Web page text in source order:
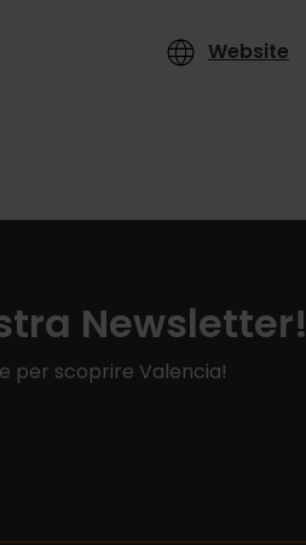
Website
Newsletter!
per scoprire Valencia!